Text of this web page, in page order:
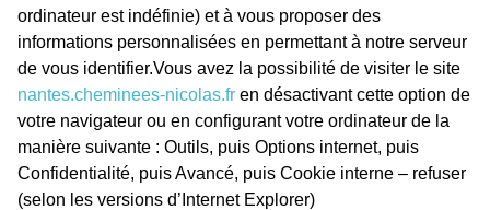
ordinateur est indéfinie) et à vous proposer des
informations personnalisées en permettant à notre serveur
de vous identifier.Vous avez la possibilité de visiter le site
nantes.cheminees-nicolas.fr en désactivant cette option de
votre navigateur ou en configurant votre ordinateur de la
manière suivante : Outils, puis Options internet, puis
Confidentialité, puis Avancé, puis Cookie interne – refuser
(selon les versions d’Internet Explorer)